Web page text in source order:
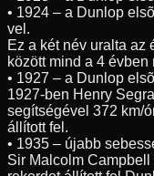
• 1924 – a Dunlop
vel.
Ez a két név uralta az
között mind a 4
• 1927 – a Dunlop
1927-ben Henry
segítségével 372 km/
állított fel.
• 1935 – újabb
Sir Malcolm Campbell